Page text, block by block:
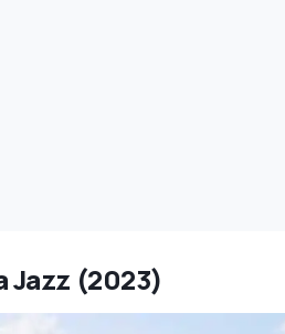
Jazz (2023)